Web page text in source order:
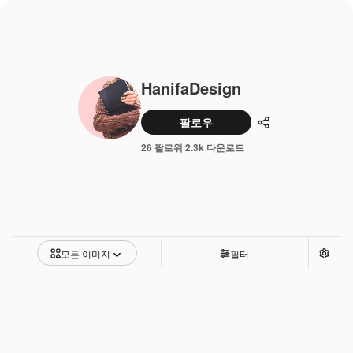
HanifaDesign
팔로우 공유하기
26 팔로워|2.3k 다운로드
모든 이미지 필터